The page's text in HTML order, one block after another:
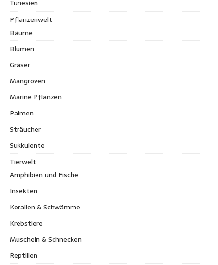
Tunesien
Pflanzenwelt
Bäume
Blumen
Gräser
Mangroven
Marine Pflanzen
Palmen
Sträucher
Sukkulente
Tierwelt
Amphibien und Fische
Insekten
Korallen & Schwämme
Krebstiere
Muscheln & Schnecken
Reptilien